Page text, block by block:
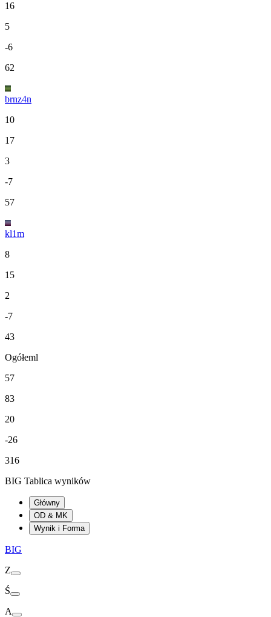
16
5
-6
62
brnz4n
10
17
3
-7
57
kl1m
8
15
2
-7
43
Ogółeml
57
83
20
-26
316
BIG Tablica wyników
Główny
OD & MK
Wynik i Forma
BIG
Z
Ś
A